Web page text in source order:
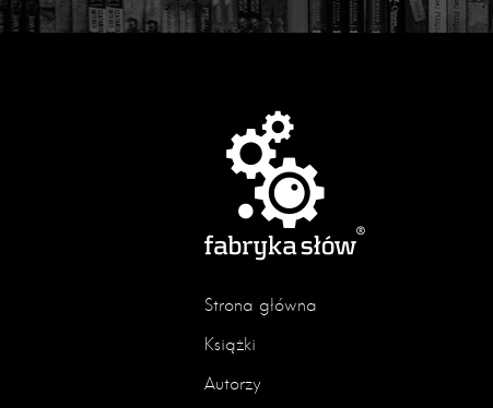
Strona główna
Książki
Autorzy